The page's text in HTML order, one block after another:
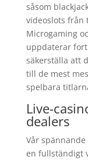
såsom
videoslots från
Microgaming
uppdaterar
säkerställa att
till de mest
spelbara
Live-
dealers
Vår
en fullständigt